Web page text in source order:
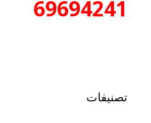
69694241
تصنيفات